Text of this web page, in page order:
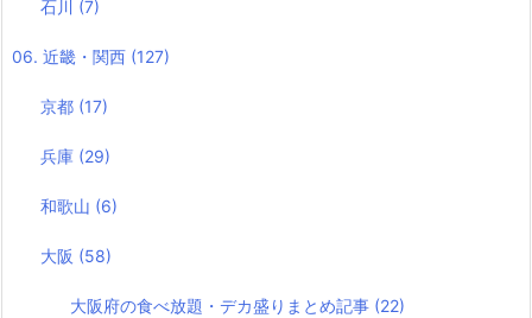
石川 (7)
06. 近畿・関西 (127)
京都 (17)
兵庫 (29)
和歌山 (6)
大阪 (58)
大阪府の食べ放題・デカ盛りまとめ記事 (22)